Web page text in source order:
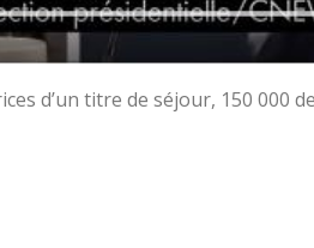
d’un titre de séjour, 150 000